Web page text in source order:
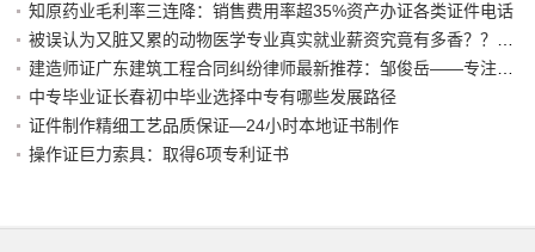
知原药业毛利率三连降：销售费用率超35%资产办证各类证件电话
中专毕业证长春初中毕业选择中专有哪些发展路径
证件制作精细工艺品质保证—24小时本地证书制作
操作证巨力索具：取得6项专利证书